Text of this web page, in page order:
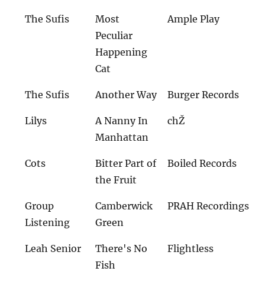
The Sufis
Most
Peculiar
Happening
Cat
Ample Play
The Sufis Another Way Burger Records
Lilys
A Nanny In
Manhattan
chŽ
Cots
Bitter Part of
the Fruit
Boiled Records
Group
Listening
Camberwick
Green
PRAH Recordings
Leah Senior
There's No
Fish
Flightless